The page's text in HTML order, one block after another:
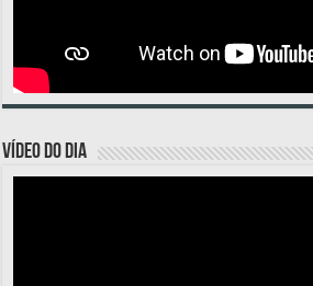
VÍDEO DO DIA